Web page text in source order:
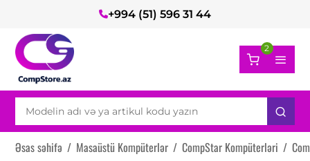
+994 (51) 596 31 44
2
Əsas səhifə / Masaüstü Kompüterlər / CompStar Kompüterləri /